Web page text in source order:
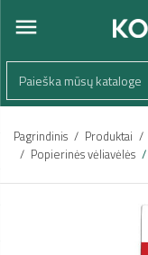
Pagrindinis Produktai
Popierinės vėliavėlės